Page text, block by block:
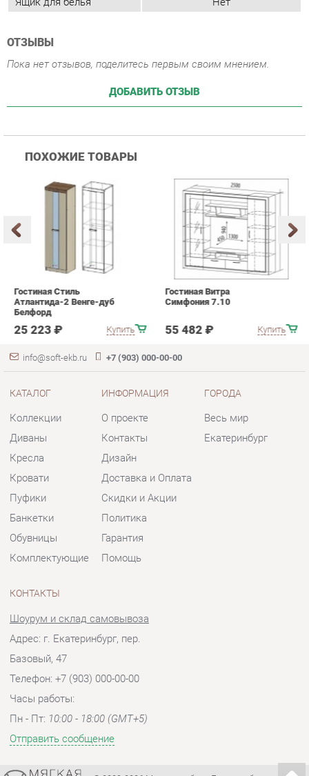
ПОХОЖИЕ ТОВАРЫ
Купить
Атлантида-2 Венге-дуб
Белфорд
Купить
Симфония 7.10
55 482 ₽
КАТАЛОГ
Коллекции
Диваны
Кресла
Кровати
Пуфики
Банкетки
Обувницы
ИНФОРМАЦИЯ
О проекте
Дизайн
Доставка и Оплата
Скидки и Акции
Политика
Гарантия
ГОРОДА
Весь мир
КОНТАКТЫ
Адрес: г. Екатеринбург, пер.
Телефон: +7 (903) 000-00-00
Часы работы:
© 2009-2026 Мягкая мебель Екатеринбург